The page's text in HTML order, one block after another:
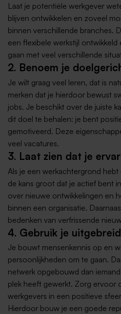
Laat je potentiële werkgever
blijven ontwikkelen en zoveel
binnen verschillende branches.
een flexibele werkstijl
gaan met veel verschillende
2. Benoem je
Je wilt graag veel leren, dat is
merken dat je hierdoor bewust
jobs. Je beschikt over de juiste
dit doel te behalen: je bent
gemotiveerd. Deze
veel vacatures.
3. Laat zien dat je
Als je een werkachtergrond hebt
de kans groot dat je actief bent
over nieuwe ontwikkelingen en
binnen een organisatie.
bedenken van verfrissende
4. Gebruik je
Je bouwt mensenkennis op en
persoonlijkheden om te gaan.
netwerk opgebouwd dan
plek heeft gewerkt. Zorg ervoor
werkgevers in een positieve
Hierdoor bouw je een goede